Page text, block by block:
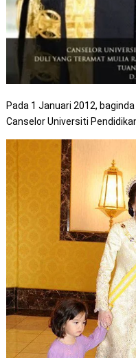
Pada 1 Januari 2012,
Canselor Universiti